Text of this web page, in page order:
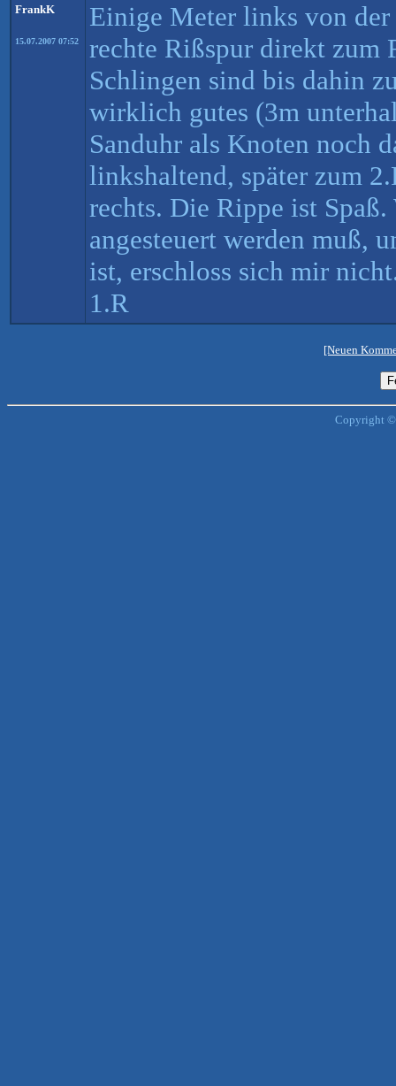
FrankK
15.07.2007 07:52
Einige Meter links von
rechte Rißspur direkt zum
Schlingen sind bis dahin
wirklich gutes (3m
Sanduhr als Knoten noch
linkshaltend, später zum
rechts. Die Rippe ist
angesteuert werden muß,
ist, erschloss sich mir
1.R
[Neuen
Copyright ©